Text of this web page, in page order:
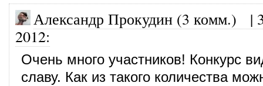
Александр Прокудин (3 комм.) |
2012:
Очень много участников! Конкурс
славу. Как из такого количества